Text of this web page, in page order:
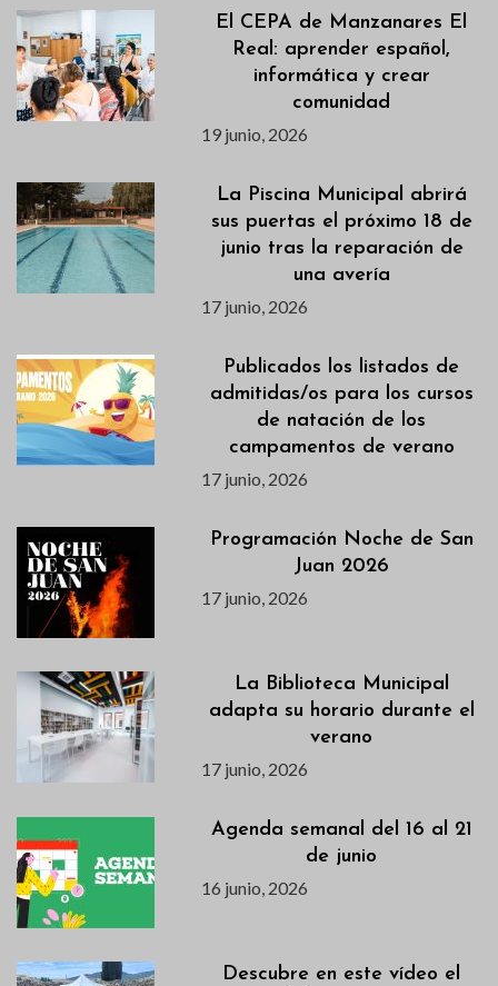
El CEPA de Manzanares El
Real: aprender español,
informática y crear
comunidad
19 junio, 2026
La Piscina Municipal abrirá
sus puertas el próximo 18 de
junio tras la reparación de
una avería
17 junio, 2026
Publicados los listados de
admitidas/os para los cursos
de natación de los
campamentos de verano
17 junio, 2026
Programación Noche de San
Juan 2026
17 junio, 2026
La Biblioteca Municipal
adapta su horario durante el
verano
17 junio, 2026
Agenda semanal del 16 al 21
de junio
16 junio, 2026
Descubre en este vídeo el